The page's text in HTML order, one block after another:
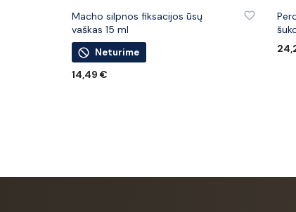
Macho silpnos fiksacijos ūsų
vaškas 15 ml
Neturime
14,49 €